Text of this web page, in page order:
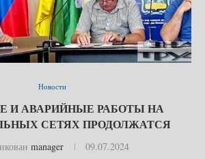
Новости
И АВАРИЙНЫЕ РАБОТЫ НА
СЕТЯХ ПРОДОЛЖАТСЯ
manager
09.07.2024